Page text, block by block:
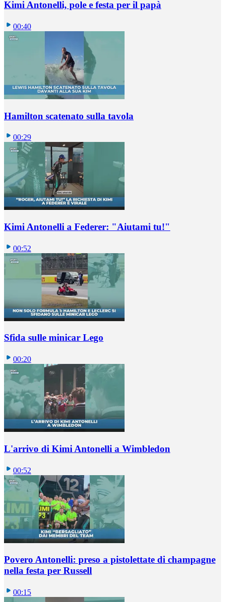
Kimi Antonelli, pole e festa per il papà
00:40
Hamilton scatenato sulla tavola
00:29
Kimi Antonelli a Federer: "Aiutami tu!"
00:52
Sfida sulle minicar Lego
00:20
L'arrivo di Kimi Antonelli a Wimbledon
00:52
Povero Antonelli: preso a pistolettate di champagne
nella festa per Russell
00:15